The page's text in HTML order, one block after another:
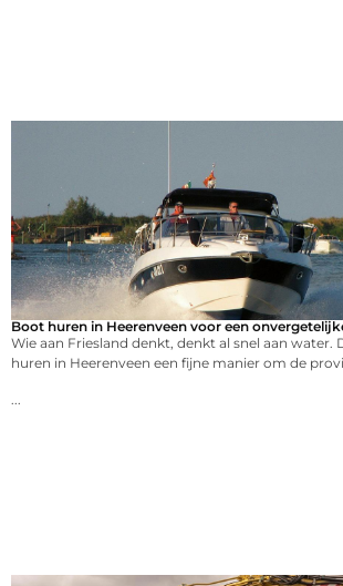
Boot huren in Heerenveen voor een
Wie aan Friesland denkt, denkt al snel aan water.
huren in Heerenveen een fijne manier om de